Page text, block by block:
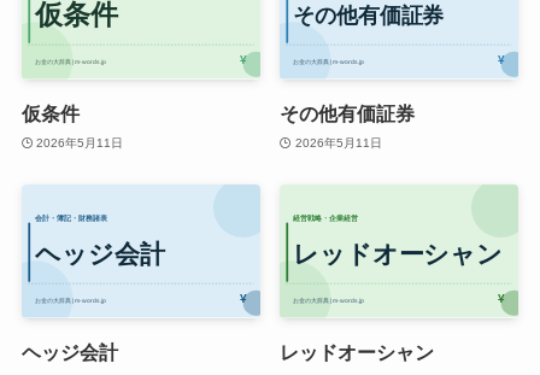
仮条件
2026年5月11日
その他有価証券
2026年5月11日
ヘッジ会計 レッドオーシャン